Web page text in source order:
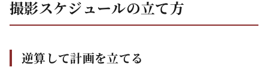
撮影スケジュールの立て方
逆算して計画を立てる